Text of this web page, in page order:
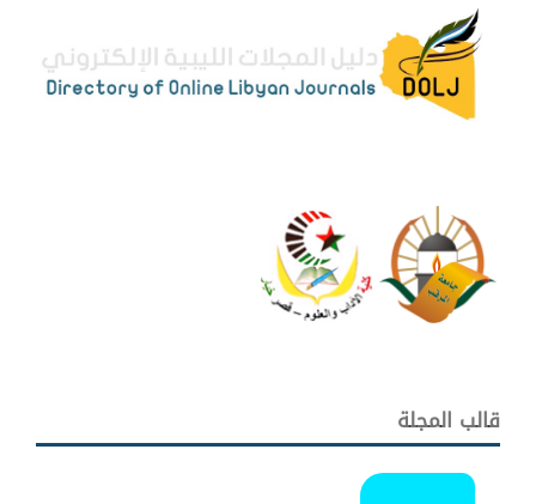
قالب المجلة